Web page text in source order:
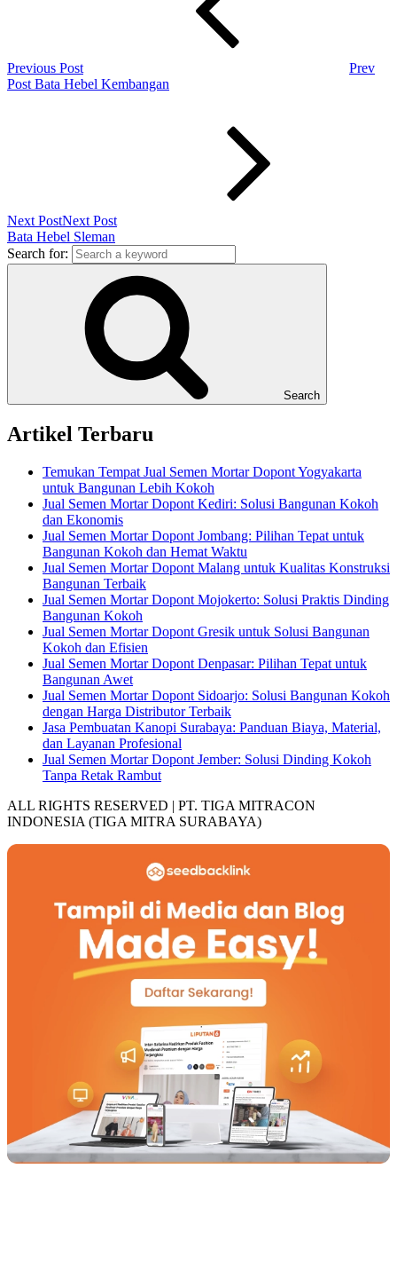
Previous Post
Prev
Post Bata Hebel Kembangan
Next PostNext Post
Bata Hebel Sleman
Search for:
Search
Artikel Terbaru
Temukan Tempat Jual Semen Mortar Dopont Yogyakarta
untuk Bangunan Lebih Kokoh
Jual Semen Mortar Dopont Kediri: Solusi Bangunan Kokoh
dan Ekonomis
Jual Semen Mortar Dopont Jombang: Pilihan Tepat untuk
Bangunan Kokoh dan Hemat Waktu
Jual Semen Mortar Dopont Malang untuk Kualitas Konstruksi
Bangunan Terbaik
Jual Semen Mortar Dopont Mojokerto: Solusi Praktis Dinding
Bangunan Kokoh
Jual Semen Mortar Dopont Gresik untuk Solusi Bangunan
Kokoh dan Efisien
Jual Semen Mortar Dopont Denpasar: Pilihan Tepat untuk
Bangunan Awet
Jual Semen Mortar Dopont Sidoarjo: Solusi Bangunan Kokoh
dengan Harga Distributor Terbaik
Jasa Pembuatan Kanopi Surabaya: Panduan Biaya, Material,
dan Layanan Profesional
Jual Semen Mortar Dopont Jember: Solusi Dinding Kokoh
Tanpa Retak Rambut
ALL RIGHTS RESERVED | PT. TIGA MITRACON
INDONESIA (TIGA MITRA SURABAYA)